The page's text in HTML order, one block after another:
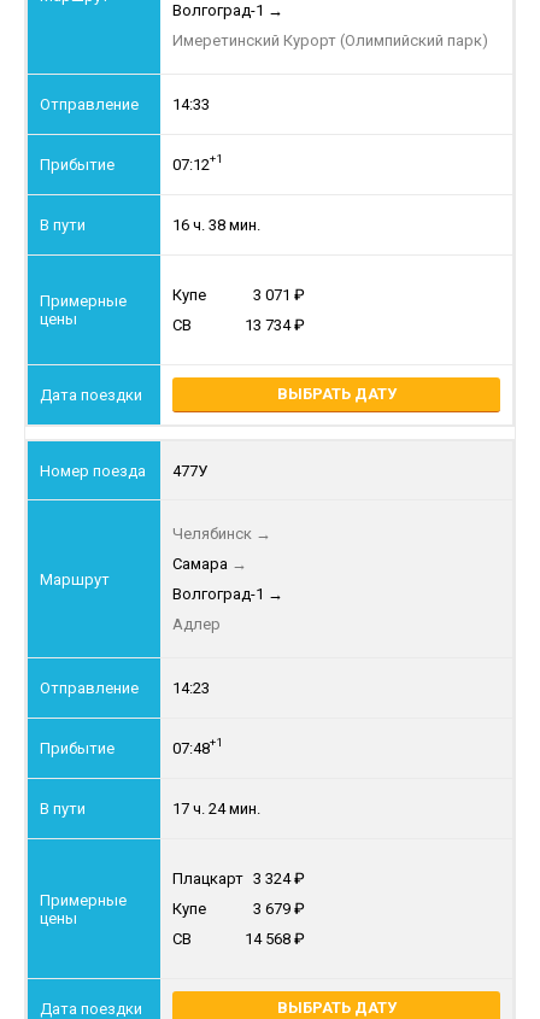
Волгоград-1 →
Имеретинский Курорт (Олимпийский парк)
14:33
07:12+1
16 ч. 38 мин.
Купе
3 071
СВ
13 734
ВЫБРАТЬ ДАТУ
477У
Челябинск →
Самара →
Волгоград-1 →
Адлер
14:23
07:48+1
17 ч. 24 мин.
Плацкарт 3 324
Купе
3 679
СВ
14 568
ВЫБРАТЬ ДАТУ